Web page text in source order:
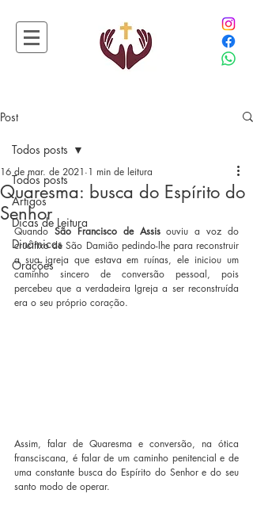
Post
Todos posts
Artigos
Dicas de Leitura
Dinâmicas
Orações
Todos posts
Quaresma: busca do Espírito do
Senhor
16 de mar. de 2021 1 min de leitura
Quando São Francisco de Assis ouviu a voz do
crucifixo de São Damião pedindo-lhe para reconstruir
a sua igreja que estava em ruínas, ele iniciou um
caminho sincero de conversão pessoal, pois
percebeu que a verdadeira Igreja a ser reconstruída
era o seu próprio coração.
Assim, falar de Quaresma e conversão, na ótica
fransciscana, é falar de um caminho penitencial e de
uma constante busca do Espírito do Senhor e do seu
santo modo de operar.